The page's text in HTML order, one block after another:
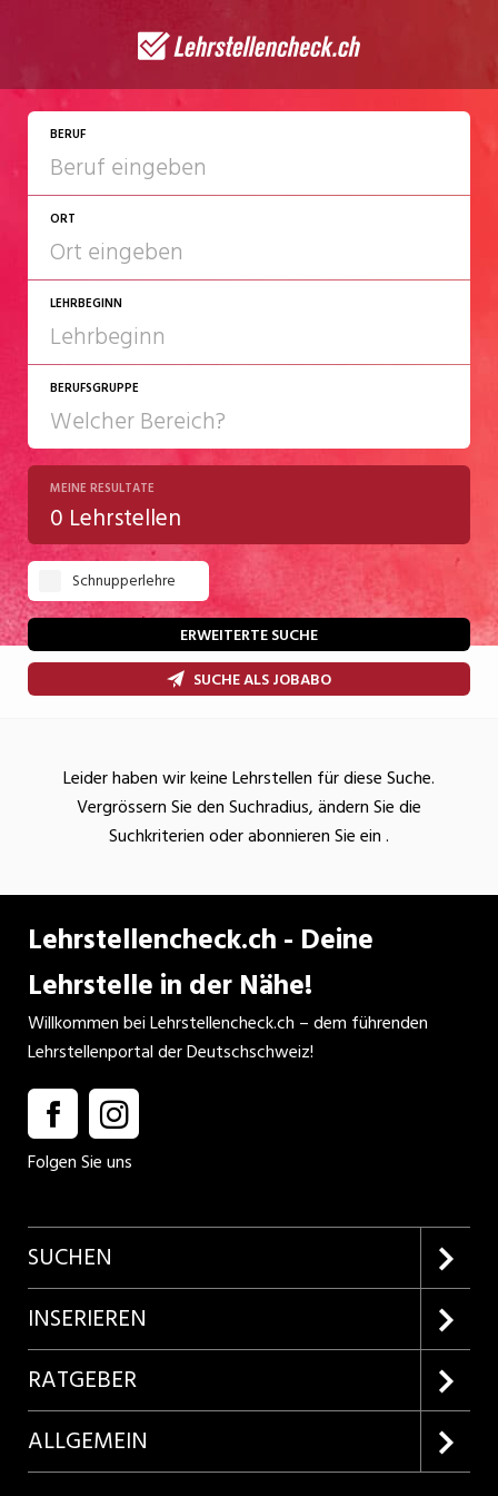
BERUF
ORT
LEHRBEGINN
2027
2028
BERUFSGRUPPE
Chemie/Pharma
Gastgewerbe
Gesundheit/Pflege/Soziales
Handwerk/Technik
Informatik/Telco
Nahrung
Natur
Wirtschaft/Verwaltung
MEINE RESULTATE
0 Lehrstellen
Schnupperlehre
ERWEITERTE SUCHE
SUCHE ALS JOBABO
Leider haben wir keine Lehrstellen für diese Suche.
Vergrössern Sie den Suchradius, ändern Sie die
Suchkriterien oder abonnieren Sie ein.
Lehrstellencheck.ch - Deine
Lehrstelle in der Nähe!
Willkommen bei Lehrstellencheck.ch – dem führenden
Lehrstellenportal der Deutschschweiz!
Folgen Sie uns
SUCHEN
Firmenprofile entdecken
Lehrstellen suchen
INSERIEREN
Kundenlogin
Inserieren
Produkte
RATGEBER
Lehrberufe entdecken
ALLGEMEIN